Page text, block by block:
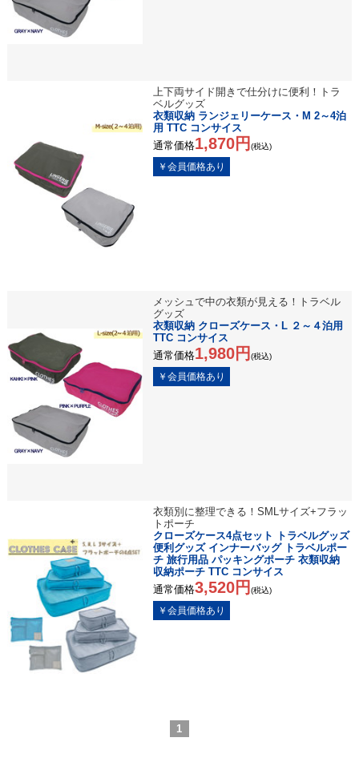
上下両サイド開きで仕分けに便利！トラ
ベルグッズ
衣類収納 ランジェリーケース・M 2～4泊
用 TTC コンサイス
通常価格1,870円 (税込)
メッシュで中の衣類が見える！トラベル
グッズ
衣類収納 クローズケース・L ２～４泊用
TTC コンサイス
通常価格1,980円 (税込)
衣類別に整理できる！SMLサイズ+フラッ
トポーチ
クローズケース4点セット トラベルグッズ
便利グッズ インナーバッグ トラベルポー
チ 旅行用品 パッキングポーチ 衣類収納
収納ポーチ TTC コンサイス
通常価格3,520円 (税込)
1